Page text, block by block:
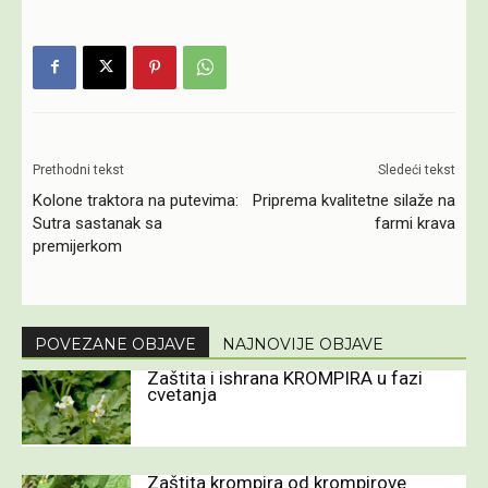
Prethodni tekst
Kolone traktora na putevima:
Sutra sastanak sa
premijerkom
Sledeći tekst
Priprema kvalitetne silaže na
farmi krava
POVEZANE OBJAVE NAJNOVIJE OBJAVE
Zaštita i ishrana KROMPIRA u fazi
cvetanja
Zaštita krompira od krompirove